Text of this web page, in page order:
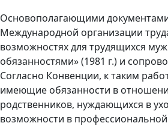
Основополагающими
Международной организации
возможностях для трудящихся
обязанностями» (1981 г.) и
Согласно Конвенции, к таким
имеющие обязанности в
родственников, нуждающихся в
возможности в профессиональной